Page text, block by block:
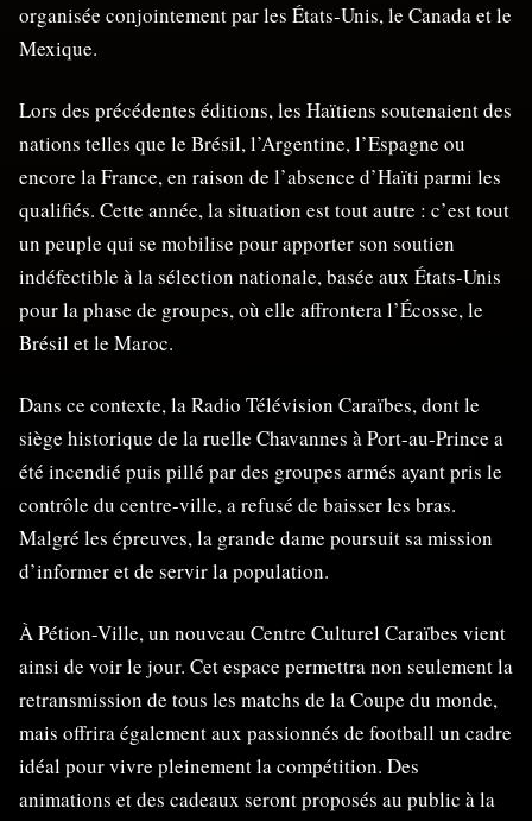
organisée conjointement par les États-Unis, le Canada et le
Mexique.
Lors des précédentes éditions, les Haïtiens soutenaient des
nations telles que le Brésil, l’Argentine, l’Espagne ou
encore la France, en raison de l’absence d’Haïti parmi les
qualifiés. Cette année, la situation est tout autre : c’est tout
un peuple qui se mobilise pour apporter son soutien
indéfectible à la sélection nationale, basée aux États-Unis
pour la phase de groupes, où elle affrontera l’Écosse, le
Brésil et le Maroc.
Dans ce contexte, la Radio Télévision Caraïbes, dont le
siège historique de la ruelle Chavannes à Port-au-Prince a
été incendié puis pillé par des groupes armés ayant pris le
contrôle du centre-ville, a refusé de baisser les bras.
Malgré les épreuves, la grande dame poursuit sa mission
d’informer et de servir la population.
À Pétion-Ville, un nouveau Centre Culturel Caraïbes vient
ainsi de voir le jour. Cet espace permettra non seulement la
retransmission de tous les matchs de la Coupe du monde,
mais offrira également aux passionnés de football un cadre
idéal pour vivre pleinement la compétition. Des
animations et des cadeaux seront proposés au public à la